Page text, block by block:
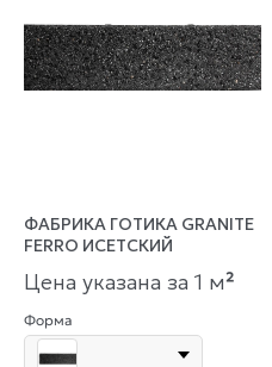
ФАБРИКА ГОТИКА GRANITE
FERRO ИСЕТСКИЙ
Цена указана за 1 м²
Форма